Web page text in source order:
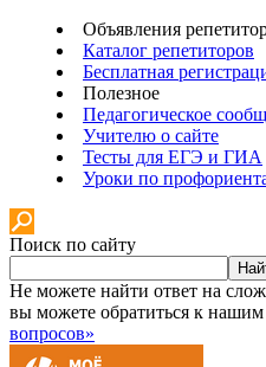
Объявления
Каталог репетиторов
Бесплатная
Полезное
Педагогическое
Учителю о сайте
Тесты для ЕГЭ и ГИА
Уроки по
Поиск по сайту
Не можете найти ответ на
вы можете обратиться к нашим
вопросов»